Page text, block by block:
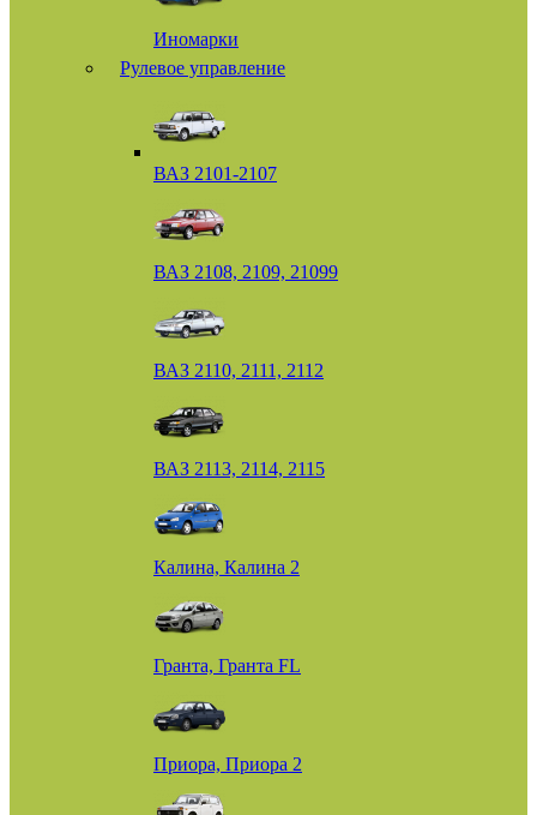
Иномарки
Рулевое управление
ВАЗ 2101-2107
ВАЗ 2108, 2109, 21099
ВАЗ 2110, 2111, 2112
ВАЗ 2113, 2114, 2115
Калина, Калина 2
Гранта, Гранта FL
Приора, Приора 2